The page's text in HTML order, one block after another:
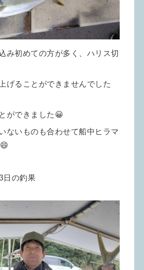
み初めての方が多く、ハリス切
げることができませんでした
ができました😀
ないものも合わせて船中ヒラマ
日の釣果